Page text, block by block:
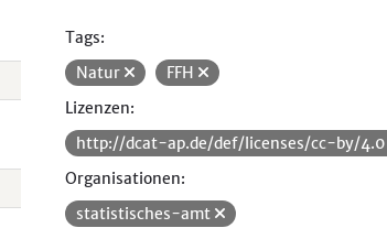
Tags:
Natur
FFH
Lizenzen:
http://dcat-ap.de/def/licenses/cc-by/4.0
Organisationen:
statistisches-amt